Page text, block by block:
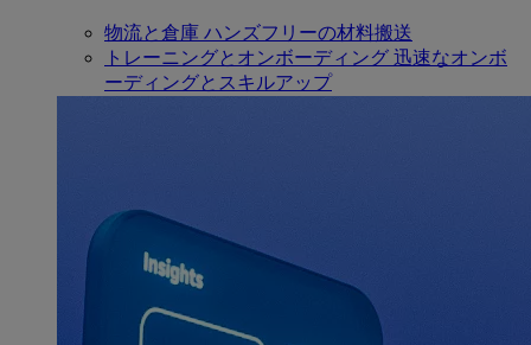
物流と倉庫 ハンズフリーの材料搬送
トレーニングとオンボーディング 迅速なオンボ
ーディングとスキルアップ